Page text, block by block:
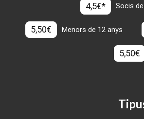
4,5€* Socis
5,50€ Menors de 12 anys
5,50€